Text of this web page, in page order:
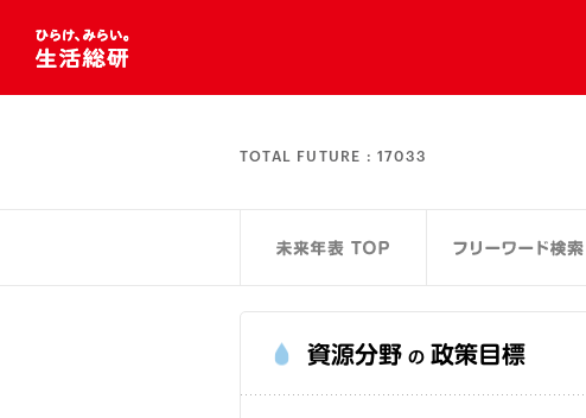
TOTAL FUTURE : 17033
資源分野 の 政策目標